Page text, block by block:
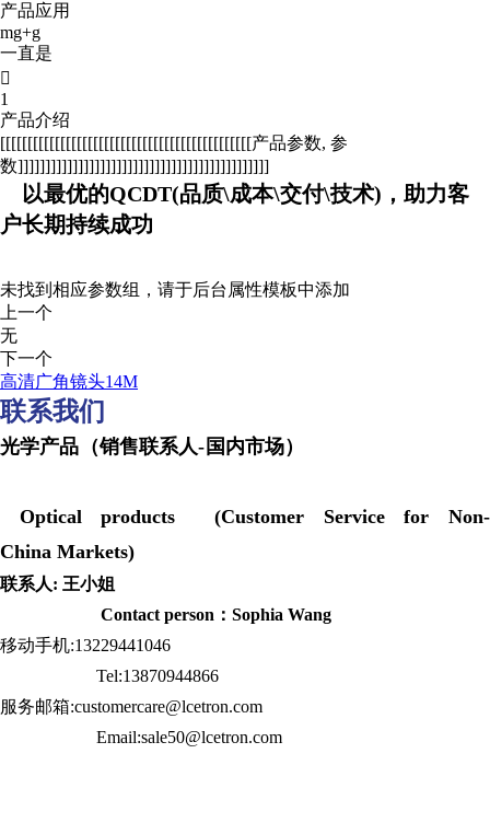
产品应用
mg+g
一直是

1
产品介绍
[[[[[[[[[[[[[[[[[[[[[[[[[[[[[[[[[[[[[[[[[[[[[[产品参数, 参
数]]]]]]]]]]]]]]]]]]]]]]]]]]]]]]]]]]]]]]]]]]]]]]
以最优的QCDT(品质\成本\交付\技术)，助力客
户长期持续成功
未找到相应参数组，请于后台属性模板中添加
上一个
无
下一个
高清广角镜头14M
联系我们
光学产品（销售联系人-国内市场）
Optical products (Customer Service for Non-
China Markets)
联系人: 王小姐
Contact person：Sophia Wang
移动手机:13229441046
Tel:13870944866
服务邮箱:customercare@lcetron.com
Email:sale50@lcetron.com